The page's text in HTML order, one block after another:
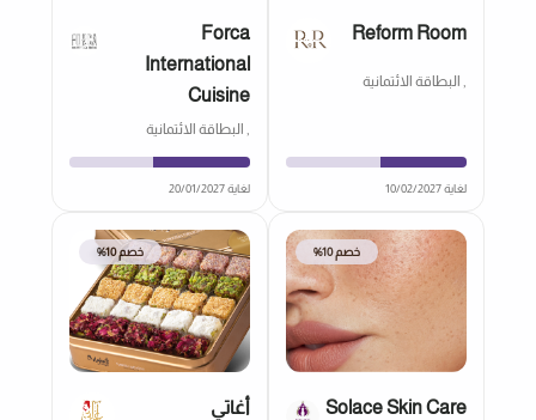
Reform Room
, البطاقة الائتمانية
لغاية 10/02/2027
Forca
International
Cuisine
, البطاقة الائتمانية
لغاية 20/01/2027
خصم 10%
Solace Skin Care
خصم 10%
أغاتي